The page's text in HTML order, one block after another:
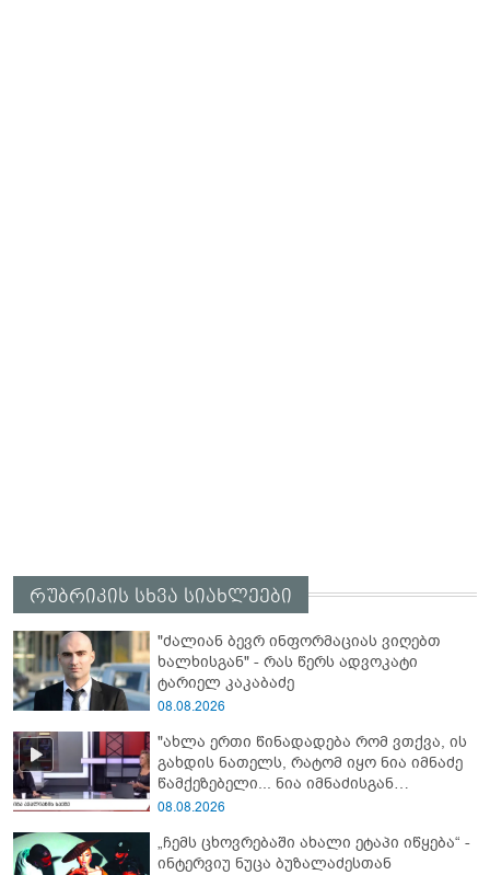
რუბრიკის სხვა სიახლეები
"ძალიან ბევრ ინფორმაციას ვიღებთ
ხალხისგან" - რას წერს ადვოკატი
ტარიელ კაკაბაძე
08.08.2026
"ახლა ერთი წინადადება რომ ვთქვა, ის
გახდის ნათელს, რატომ იყო ნია იმნაძე
წამქეზებელი... ნია იმნაძისგან
გამოსული ინფორმაციაა ეს" - რას
08.08.2026
„ჩემს ცხოვრებაში ახალი ეტაპი იწყება“ -
ინტერვიუ ნუცა ბუზალაძესთან